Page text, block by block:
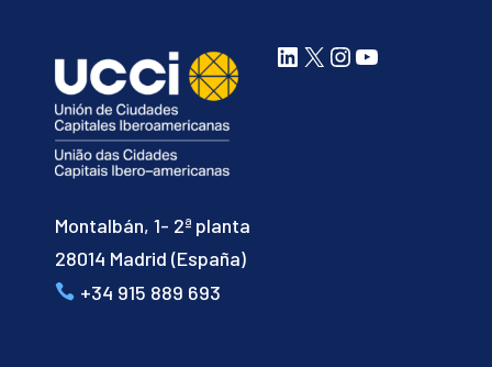
Montalbán, 1- 2ª planta
28014 Madrid (España)
+34 915 889 693
LinkedIn
X Instagram
YouTube